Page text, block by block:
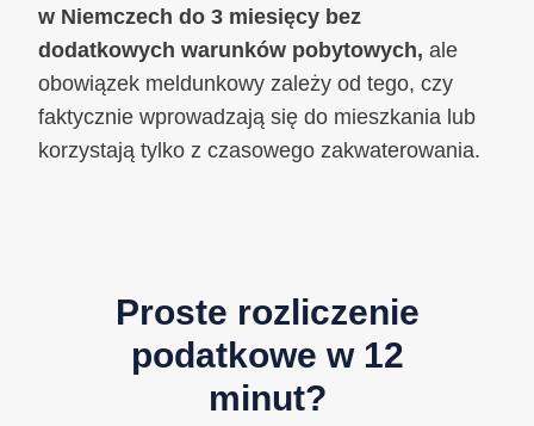
w Niemczech do 3 miesięcy bez
dodatkowych warunków pobytowych, ale
obowiązek meldunkowy zależy od tego, czy
faktycznie wprowadzają się do mieszkania lub
korzystają tylko z czasowego zakwaterowania.
Proste rozliczenie
podatkowe w 12
minut?